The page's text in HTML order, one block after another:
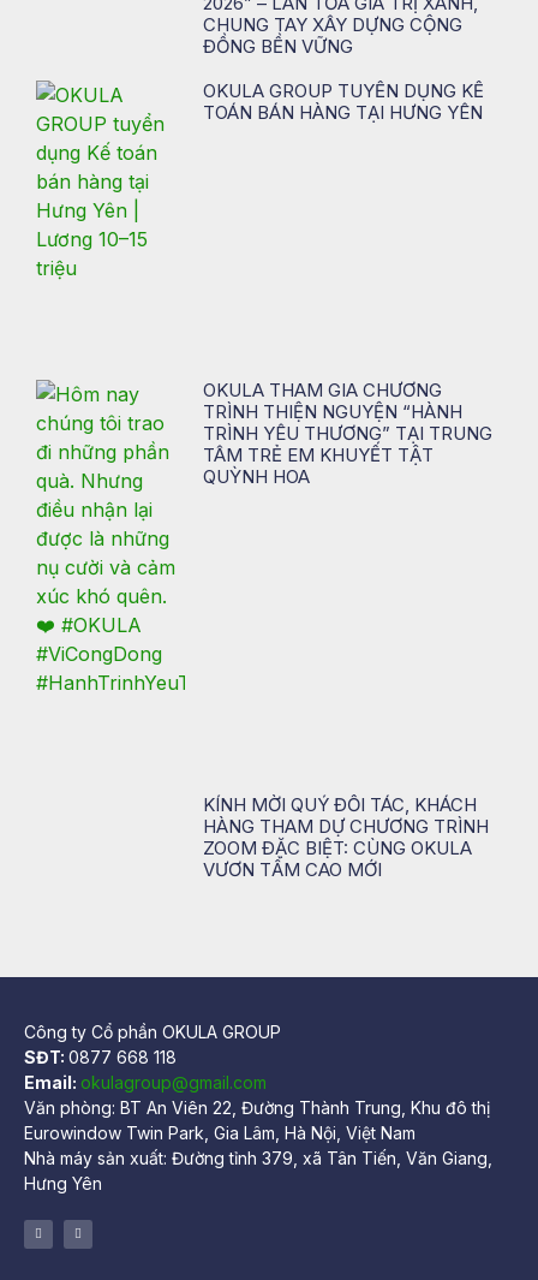
CHUNG TAY XÂY DỰNG CỘNG
ĐỒNG BỀN VỮNG
OKULA GROUP TUYỂN DỤNG KẾ
TOÁN BÁN HÀNG TẠI HƯNG YÊN
OKULA THAM GIA CHƯƠNG
TRÌNH THIỆN NGUYỆN “HÀNH
TRÌNH YÊU THƯƠNG” TẠI TRUNG
TÂM TRẺ EM KHUYẾT TẬT
QUỲNH HOA
KÍNH MỜI QUÝ ĐỐI TÁC, KHÁCH
HÀNG THAM DỰ CHƯƠNG TRÌNH
ZOOM ĐẶC BIỆT: CÙNG OKULA
VƯƠN TẦM CAO MỚI
Công ty Cổ phần OKULA GROUP
SĐT: 0877 668 118
Email: okulagroup@gmail.com
Văn phòng: BT An Viên 22, Đường Thành Trung, Khu đô thị
Eurowindow Twin Park, Gia Lâm, Hà Nội, Việt Nam
Nhà máy sản xuất: Đường tỉnh 379, xã Tân Tiến, Văn Giang,
Hưng Yên